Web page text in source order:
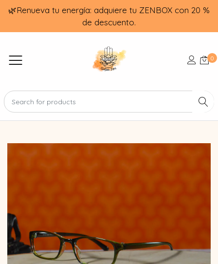
🌿Renueva tu energía: adquiere tu ZENBOX con 20 %
de descuento.
0